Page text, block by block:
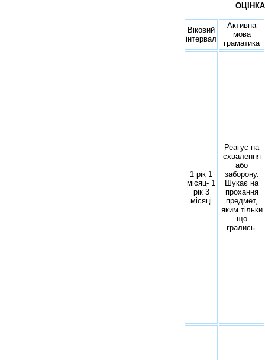
ОЦІНКА
Віковий
інтервал
Активна
мова
граматика
1 рік 1
місяц- 1
рік 3
місяці
Реагує на
схвалення
або
заборону.
Шукає на
прохання
предмет,
яким тільки
що
грались.